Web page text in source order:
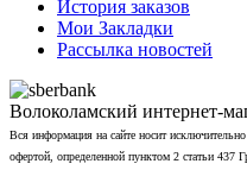
История заказов
Мои Закладки
Рассылка новостей
Волоколамский интернет-
Вся информация на сайте носит
офертой, определенной пунктом 2 статьи 437